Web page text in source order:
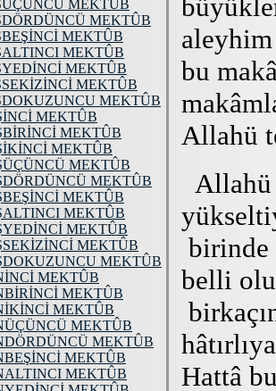
MEKTÛB
MEKTÛB
MEKTÛB
MEKTÛB
MEKTÛB
MEKTÛB
MEKTÛB
MEKTÛB
MEKTÛB
MEKTÛB
MEKTÛB
MEKTÛB
MEKTÛB
MEKTÛB
MEKTÛB
MEKTÛB
MEKTÛB
MEKTÛB
MEKTÛB
MEKTÛB
MEKTÛB
MEKTÛB
MEKTÛB
MEKTÛB